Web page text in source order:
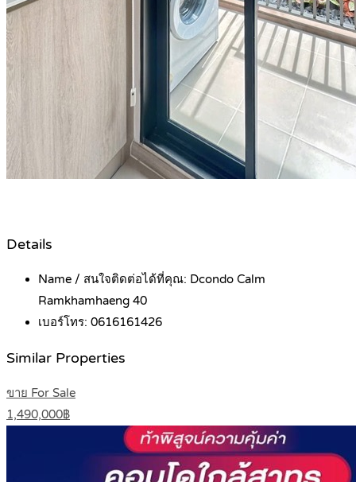
Details
Name / สนใจติดต่อได้ที่คุณ: Dcondo Calm
Ramkhamhaeng 40
เบอร์โทร: 0616161426
Similar Properties
ขาย For Sale
1,490,000฿